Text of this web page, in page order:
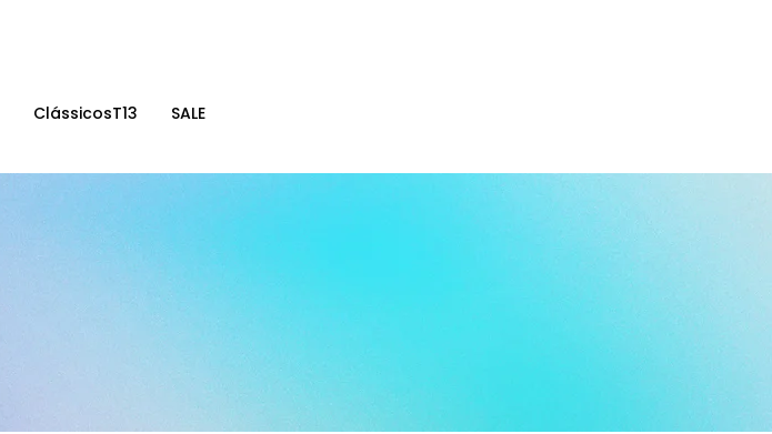
ClássicosT13 SALE